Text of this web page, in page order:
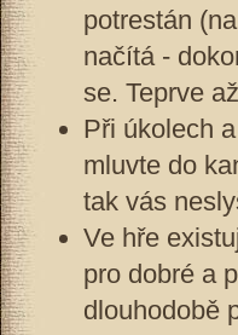
potrestán
načítá -
se. Teprve
Při úkolech
mluvte do
tak vás
Ve hře
pro dobré a
dlouhodobě